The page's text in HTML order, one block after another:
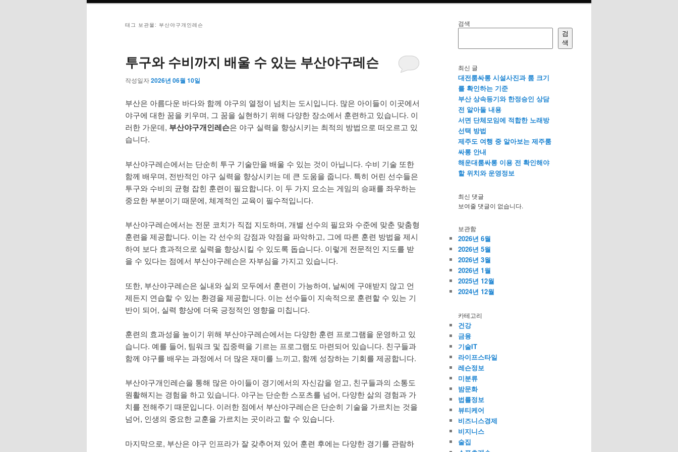
태그 보관물: 부산야구개인레슨
투구와 수비까지 배울 수 있는 부산야구레슨
작성일자2026년 06월 10일
부산은 아름다운 바다와 함께 야구의 열정이 넘치는 도시입니다. 많은 아이들이 이곳에서
야구에 대한 꿈을 키우며, 그 꿈을 실현하기 위해 다양한 장소에서 훈련하고 있습니다. 이
러한 가운데, 부산야구개인레슨은 야구 실력을 향상시키는 최적의 방법으로 떠오르고 있
습니다.
부산야구레슨에서는 단순히 투구 기술만을 배울 수 있는 것이 아닙니다. 수비 기술 또한
함께 배우며, 전반적인 야구 실력을 향상시키는 데 큰 도움을 줍니다. 특히 어린 선수들은
투구와 수비의 균형 잡힌 훈련이 필요합니다. 이 두 가지 요소는 게임의 승패를 좌우하는
중요한 부분이기 때문에, 체계적인 교육이 필수적입니다.
부산야구레슨에서는 전문 코치가 직접 지도하며, 개별 선수의 필요와 수준에 맞춘 맞춤형
훈련을 제공합니다. 이는 각 선수의 강점과 약점을 파악하고, 그에 따른 훈련 방법을 제시
하여 보다 효과적으로 실력을 향상시킬 수 있도록 돕습니다. 이렇게 전문적인 지도를 받
을 수 있다는 점에서 부산야구레슨은 자부심을 가지고 있습니다.
또한, 부산야구레슨은 실내와 실외 모두에서 훈련이 가능하여, 날씨에 구애받지 않고 언
제든지 연습할 수 있는 환경을 제공합니다. 이는 선수들이 지속적으로 훈련할 수 있는 기
반이 되어, 실력 향상에 더욱 긍정적인 영향을 미칩니다.
훈련의 효과성을 높이기 위해 부산야구레슨에서는 다양한 훈련 프로그램을 운영하고 있
습니다. 예를 들어, 팀워크 및 집중력을 기르는 프로그램도 마련되어 있습니다. 친구들과
함께 야구를 배우는 과정에서 더 많은 재미를 느끼고, 함께 성장하는 기회를 제공합니다.
부산야구개인레슨을 통해 많은 아이들이 경기에서의 자신감을 얻고, 친구들과의 소통도
원활해지는 경험을 하고 있습니다. 야구는 단순한 스포츠를 넘어, 다양한 삶의 경험과 가
치를 전해주기 때문입니다. 이러한 점에서 부산야구레슨은 단순히 기술을 가르치는 것을
넘어, 인생의 중요한 교훈을 가르치는 곳이라고 할 수 있습니다.
마지막으로, 부산은 야구 인프라가 잘 갖추어져 있어 훈련 후에는 다양한 경기를 관람하
검색
검
색
최신 글
대전룸싸롱 시설사진과 룸 크기
를 확인하는 기준
부산 상속등기와 한정승인 상담
전 알아둘 내용
서면 단체모임에 적합한 노래방
선택 방법
제주도 여행 중 알아보는 제주룸
싸롱 안내
해운대룸싸롱 이용 전 확인해야
할 위치와 운영정보
최신 댓글
보여줄 댓글이 없습니다.
보관함
2026년 6월
2026년 5월
2026년 3월
2026년 1월
2025년 12월
2024년 12월
카테고리
건강
금융
기술IT
라이프스타일
레슨정보
미분류
밤문화
법률정보
뷰티케어
비즈니스경제
비지니스
술집